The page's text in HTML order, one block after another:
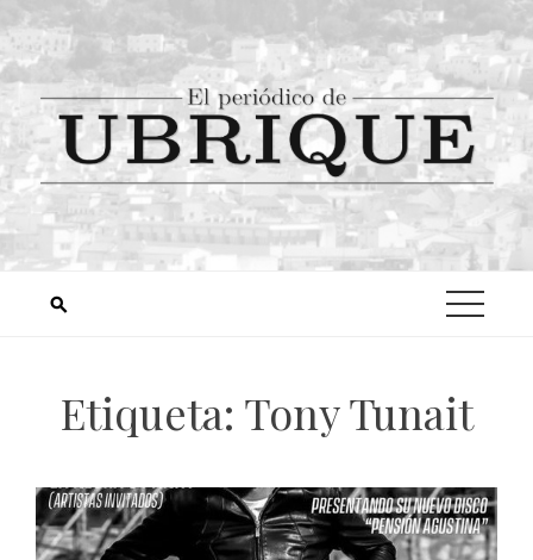
Etiqueta: Tony Tunait